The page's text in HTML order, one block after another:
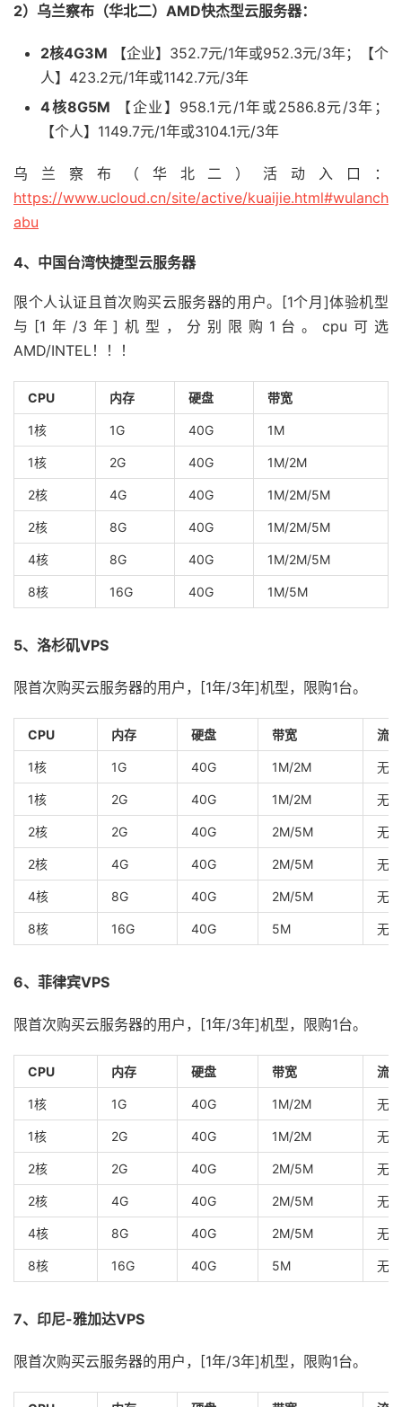
2）乌兰察布（华北二）AMD快杰型云服务器：
2核4G3M 【企业】352.7元/1年或952.3元/3年；【个
人】423.2元/1年或1142.7元/3年
4核8G5M 【企业】958.1元/1年或2586.8元/3年；
【个人】1149.7元/1年或3104.1元/3年
乌兰察布（华北二）活动入口：
https://www.ucloud.cn/site/active/kuaijie.html#wulanch
abu
4、中国台湾快捷型云服务器
限个人认证且首次购买云服务器的用户。[1个月]体验机型
与[1年/3年]机型，分别限购1台。cpu可选
AMD/INTEL！！！
CPU 内存 硬盘 带宽
1核 1G 40G 1M
1核 2G 40G 1M/2M
2核 4G 40G 1M/2M/5M
2核 8G 40G 1M/2M/5M
4核 8G 40G 1M/2M/5M
8核 16G 40G 1M/5M
5、洛杉矶VPS
限首次购买云服务器的用户，[1年/3年]机型，限购1台。
CPU 内存 硬盘 带宽 流量
1核 1G 40G 1M/2M 无限
1核 2G 40G 1M/2M 无限
2核 2G 40G 2M/5M 无限
2核 4G 40G 2M/5M 无限
4核 8G 40G 2M/5M 无限
8核 16G 40G 5M 无限
6、菲律宾VPS
限首次购买云服务器的用户，[1年/3年]机型，限购1台。
CPU 内存 硬盘 带宽 流量
1核 1G 40G 1M/2M 无限
1核 2G 40G 1M/2M 无限
2核 2G 40G 2M/5M 无限
2核 4G 40G 2M/5M 无限
4核 8G 40G 2M/5M 无限
8核 16G 40G 5M 无限
7、印尼-雅加达VPS
限首次购买云服务器的用户，[1年/3年]机型，限购1台。